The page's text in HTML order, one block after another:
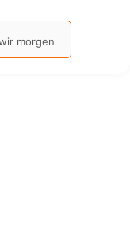
morgen